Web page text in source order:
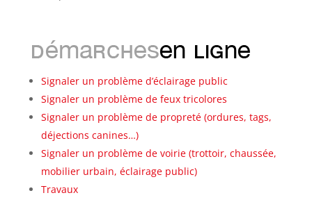
Signaler un problème d’éclairage public
Signaler un problème de feux tricolores
Signaler un problème de propreté (ordures, tags,
déjections canines…)
Signaler un problème de voirie (trottoir, chaussée,
mobilier urbain, éclairage public)
Travaux